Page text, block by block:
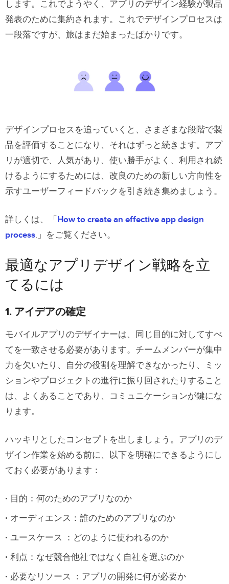
します。これでようやく、アプリのデザイン経験が製品
発表のために集約されます。これでデザインプロセスは
一段落ですが、旅はまだ始まったばかりです。
デザインプロセスを追っていくと、さまざまな段階で製
品を評価することになり、それはずっと続きます。アプ
リが適切で、人気があり、使い勝手がよく、利用され続
けるようにするためには、改良のための新しい方向性を
示すユーザーフィードバックを引き続き集めましょう。
詳しくは、「 How to create an effective app design
process.」をご覧ください。
最適なアプリデザイン戦略を立
てるには
1. アイデアの確定
モバイルアプリのデザイナーは、同じ目的に対してすべ
てを一致させる必要があります。チームメンバーが集中
力を欠いたり、自分の役割を理解できなかったり、ミッ
ションやプロジェクトの進行に振り回されたりすること
は、よくあることであり、コミュニケーションが鍵にな
ります。
ハッキリとしたコンセプトを出しましょう。アプリのデ
ザイン作業を始める前に、以下を明確にできるようにし
ておく必要があります：
目的：何のためのアプリなのか
オーディエンス：誰のためのアプリなのか
ユースケース ：どのように使われるのか
利点：なぜ競合他社ではなく自社を選ぶのか
必要なリソース ：アプリの開発に何が必要か